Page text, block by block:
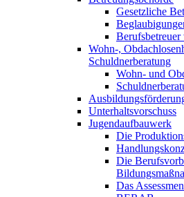
Gesetzliche
Berufsbetreuer
Wohn-,
Schuldnerberatung
Wohn- und
Unterhaltsvorschuss
Jugendaufbauwerk
Die
Die
Das